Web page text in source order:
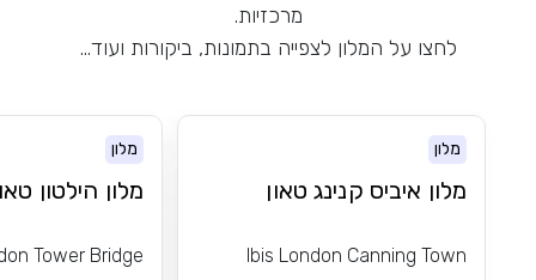
מרכזיות.
לחצו על המלון לצפייה בתמונות, ביקורות ועוד...
מלון
מלון איביס קנינג טאון
Ibis London Canning Town
מלון
מלון הילטון
Tower Bridge